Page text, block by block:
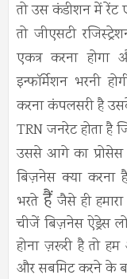
तो उस कंडीशन में रेंट
तो जीएसटी
एकत्र करना होगा
इन्फॉर्मेशन भरनी
करना कंपलसरी है
TRN जनरेट होता है
उससे आगे का
बिज़नेस क्या करना
भरतेहैंजैसे ही
चीजें बिज़नेस ऐड्रेस
होना ज़रूरी है तो
और सबमिट करने के